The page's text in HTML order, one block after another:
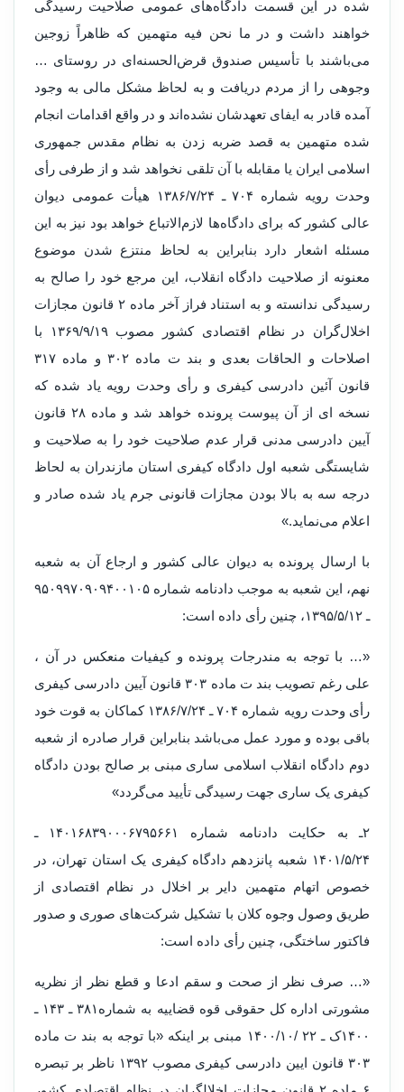
شده در این قسمت دادگاه‌های عمومی صلاحیت رسیدگی
خواهند داشت و در ما نحن فیه متهمین که ظاهراً زوجین
می‌باشند با تأسیس صندوق قرض‌الحسنه‌ای در روستای …
وجوهی را از مردم دریافت و به‌ لحاظ مشکل مالی به وجود
آمده قادر به ایفای تعهدشان نشده‌اند و در واقع اقدامات انجام
شده متهمین به قصد ضربه زدن به نظام مقدس جمهوری
اسلامی ایران یا مقابله با آن تلقی نخواهد شد و از طرفی رأی
وحدت رویه شماره ۷۰۴ ـ ۱۳۸۶/۷/۲۴ هیأت عمومی دیوان
عالی کشور که برای دادگاه‌ها لازم‌الاتباع خواهد بود نیز به این
مسئله اشعار دارد بنابراین به لحاظ منتزع شدن موضوع
معنونه از صلاحیت دادگاه انقلاب، این مرجع خود را صالح به
رسیدگی ندانسته و به استناد فراز آخر ماده ۲ قانون مجازات
اخلال‌گران در نظام اقتصادی کشور مصوب ۱۳۶۹/۹/۱۹ با
اصلاحات و الحاقات بعدی و بند ت ماده ۳۰۲ و ماده ۳۱۷
قانون آئین دادرسی کیفری و رأی وحدت رویه یاد شده که
نسخه ای از آن پیوست پرونده خواهد شد و ماده ۲۸ قانون
آیین دادرسی مدنی قرار عدم صلاحیت خود را به صلاحیت و
شایستگی شعبه اول دادگاه کیفری استان مازندران به لحاظ
درجه سه به بالا بودن مجازات قانونی جرم یاد شده صادر و
اعلام می‌نماید.»
با ارسال پرونده به دیوان عالی کشور و ارجاع آن به شعبه
نهم، این شعبه به موجب دادنامه شماره ۹۵۰۹۹۷۰۹۰۹۴۰۰۱۰۵
ـ ۱۳۹۵/۵/۱۲، چنین رأی داده است:
«… با توجه به مندرجات پرونده و کیفیات منعکس در آن ،
علی رغم تصویب بند ت ماده ۳۰۳ قانون آیین دادرسی کیفری
رأی وحدت رویه شماره ۷۰۴ ـ ۱۳۸۶/۷/۲۴ کماکان به قوت خود
باقی بوده و مورد عمل می‌باشد بنابراین قرار صادره از شعبه
دوم دادگاه انقلاب اسلامی ساری مبنی بر صالح بودن دادگاه
کیفری یک ساری جهت رسیدگی تأیید می‌گردد»
۲ـ به حکایت دادنامه شماره ۱۴۰۱۶۸۳۹۰۰۰۶۷۹۵۶۶۱ ـ
۱۴۰۱/۵/۲۴ شعبه پانزدهم دادگاه کیفری یک استان تهران، در
خصوص اتهام متهمین دایر بر اخلال در نظام اقتصادی از
طریق وصول وجوه کلان با تشکیل شرکت‌های صوری و صدور
فاکتور ساختگی، چنین رأی داده است:
«… صرف نظر از صحت و سقم ادعا و قطع نظر از نظریه
مشورتی اداره کل حقوقی قوه قضاییه به شماره۳۸۱ ـ ۱۴۳ ـ
۱۴۰۰ک ـ ۲۲ /۱۴۰۰/۱۰ مبنی بر اینکه «با توجه به بند ت ماده
۳۰۳ قانون ایین دادرسی کیفری مصوب ۱۳۹۲ ناظر بر تبصره